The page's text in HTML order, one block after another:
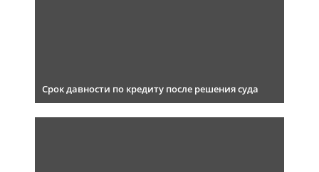
Срок давности по кредиту после решения суда